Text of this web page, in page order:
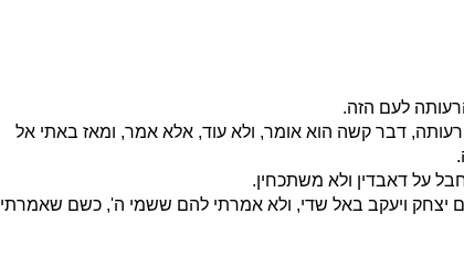
לעם הזה.
דבר קשה הוא אומר, ולא עוד, אלא אמר, ומאז באתי אל
על דאבדין ולא משתכחין.
יצחק ויעקב באל שדי, ולא אמרתי להם ששמי ה', כשם שאמרתי